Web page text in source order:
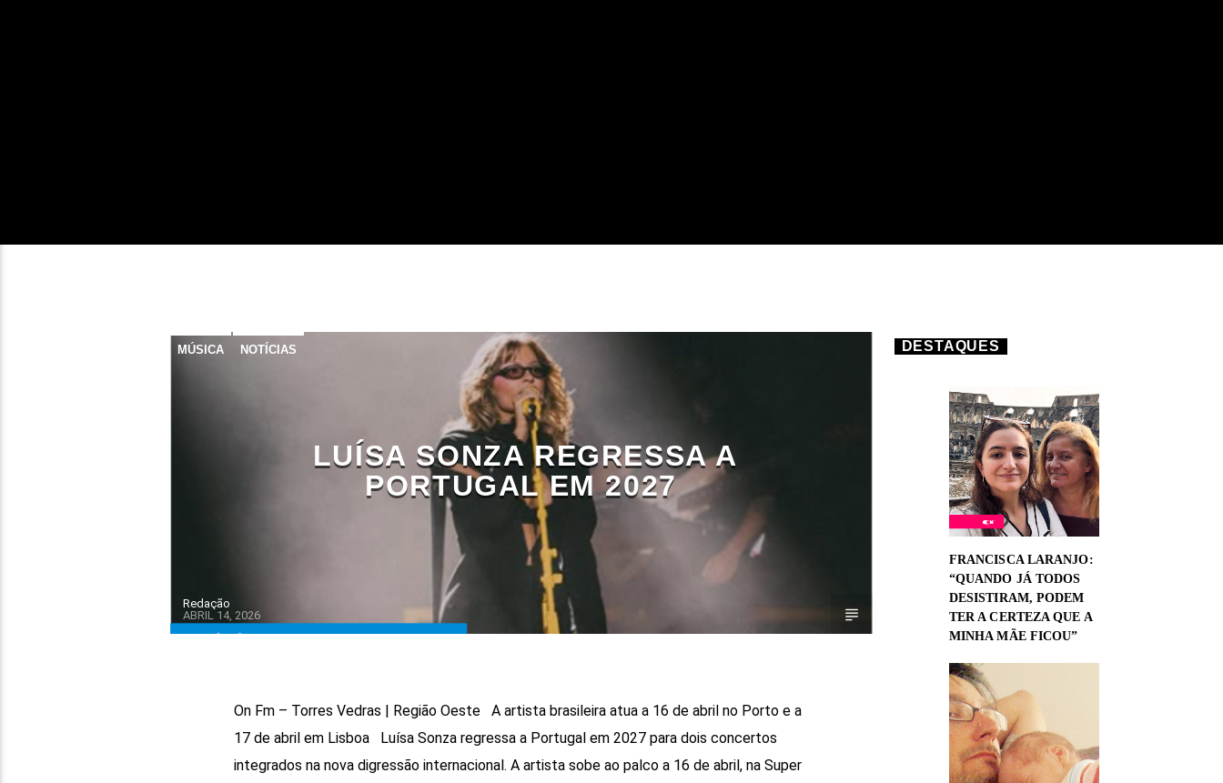
MÚSICA NOTÍCIAS
LUÍSA SONZA REGRESSA A
PORTUGAL EM 2027
Redação
ABRIL 14, 2026
On Fm – Torres Vedras | Região Oeste A artista brasileira atua a 16 de abril no Porto e a
17 de abril em Lisboa Luísa Sonza regressa a Portugal em 2027 para dois concertos
integrados na nova digressão internacional. A artista sobe ao palco a 16 de abril, na Super
DESTAQUES
FRANCISCA LARANJO:
“QUANDO JÁ TODOS
DESISTIRAM, PODEM
TER A CERTEZA QUE A
MINHA MÃE FICOU”